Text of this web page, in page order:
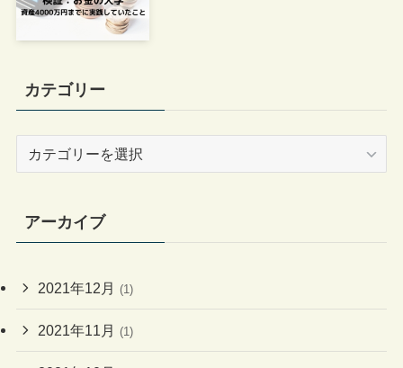
カテゴリー
リ
ー
アーカイブ
2021年12月 (1)
2021年11月 (1)